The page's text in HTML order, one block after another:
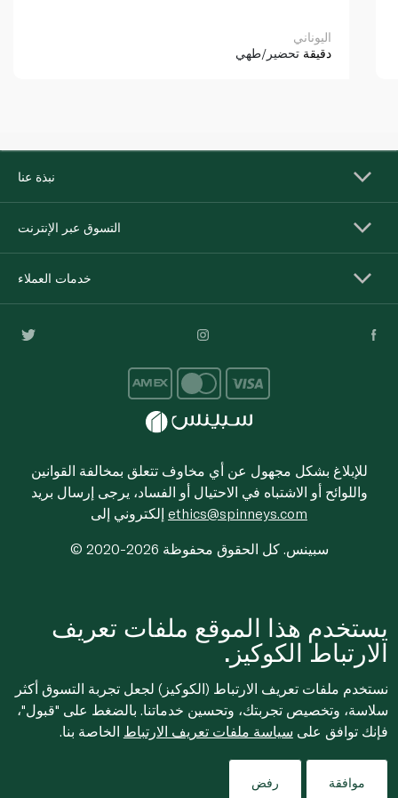
اليوناني
دقيقة تحضير/طهي
نبذة عنا
التسوق عبر الإنترنت
خدمات العملاء
للإبلاغ بشكل مجهول عن أي مخاوف تتعلق بمخالفة القوانين
واللوائح أو الاشتباه في الاحتيال أو الفساد، يرجى إرسال بريد
ethics@spinneys.com
© 2020-2026 سبينس. كل الحقوق محفوظة
يستخدم هذا الموقع ملفات تعريف
الارتباط الكوكيز.
نستخدم ملفات تعريف الارتباط (الكوكيز) لجعل تجربة التسوق أكثر
سلاسة، وتخصيص تجربتك، وتحسين خدماتنا. بالضغط على "قبول"،
فإنك توافق على سياسة ملفات تعريف الارتباط الخاصة بنا.
موافقة رفض